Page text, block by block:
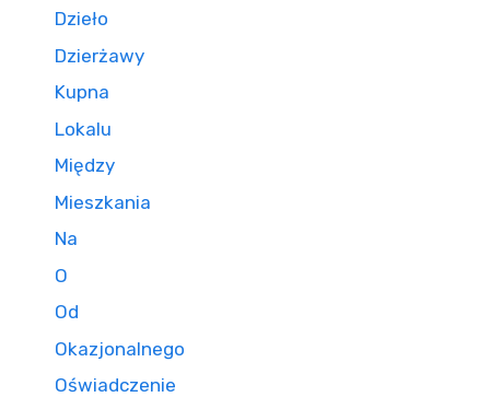
Dzieło
Dzierżawy
Kupna
Lokalu
Między
Mieszkania
Na
O
Od
Okazjonalnego
Oświadczenie